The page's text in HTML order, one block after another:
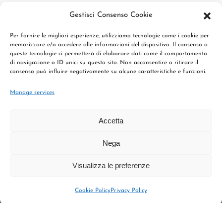
Gestisci Consenso Cookie
Per fornire le migliori esperienze, utilizziamo tecnologie come i cookie per
memorizzare e/o accedere alle informazioni del dispositivo. Il consenso a
queste tecnologie ci permetterà di elaborare dati come il comportamento
di navigazione o ID unici su questo sito. Non acconsentire o ritirare il
consenso può influire negativamente su alcune caratteristiche e funzioni.
Manage services
Accetta
Nega
Visualizza le preferenze
Cookie PolicyPrivacy Policy